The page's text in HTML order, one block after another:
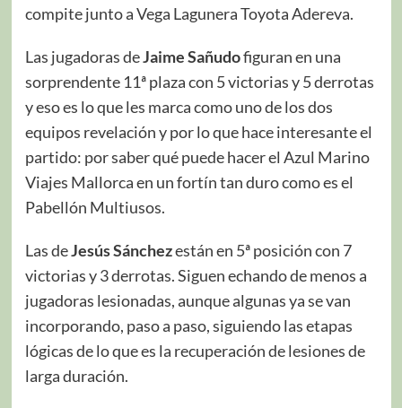
compite junto a Vega Lagunera Toyota Adereva.
Las jugadoras deJaime Sañudofiguran en una
sorprendente 11ª plaza con 5 victorias y 5 derrotas
y eso es lo que les marca como uno de los dos
equipos revelación y por lo que hace interesante el
partido: por saber qué puede hacer el Azul Marino
Viajes Mallorca en un fortín tan duro como es el
Pabellón Multiusos.
Las deJesús Sánchezestán en 5ª posición con 7
victorias y 3 derrotas. Siguen echando de menos a
jugadoras lesionadas, aunque algunas ya se van
incorporando, paso a paso, siguiendo las etapas
lógicas de lo que es la recuperación de lesiones de
larga duración.